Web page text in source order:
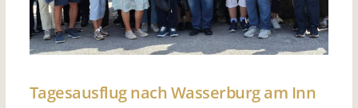
Tagesausflug nach Wasserburg am Inn